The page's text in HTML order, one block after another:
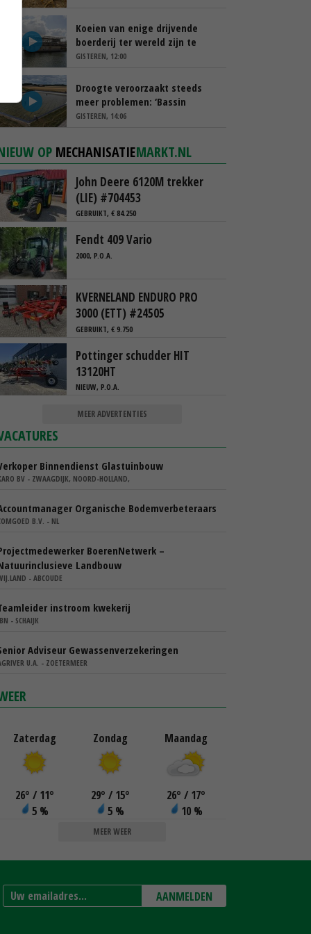
Koeien van enige drijvende
boerderij ter wereld zijn te
koop
GISTEREN, 12:00
Droogte veroorzaakt steeds
meer problemen: ‘Bassin
afgelopen week al leeg’
GISTEREN, 14:06
OP MECHANISATIEMARKT.NL
John Deere 6120M trekker
(LIE) #704453
GEBRUIKT, € 84.250
Fendt 409 Vario
2000, P.O.A.
KVERNELAND ENDURO PRO
3000 (ETT) #24505
GEBRUIKT, € 9.750
Pottinger schudder HIT
13120HT
NIEUW, P.O.A.
MEER ADVERTENTIES
Binnendienst Glastuinbouw
BV - ZWAAGDIJK, NOORD-HOLLAND,
Organische Bodemverbeteraars
B.V. - NL
BoerenNetwerk –
Landbouw
- ABCOUDE
instroom kwekerij
- SCHAIJK
Adviseur Gewassenverzekeringen
U.A. - ZOETERMEER
Zaterdag
26° / 11°
5 %
Zondag
29° / 15°
5 %
Maandag
26° / 17°
10 %
MEER WEER
AANMELDEN